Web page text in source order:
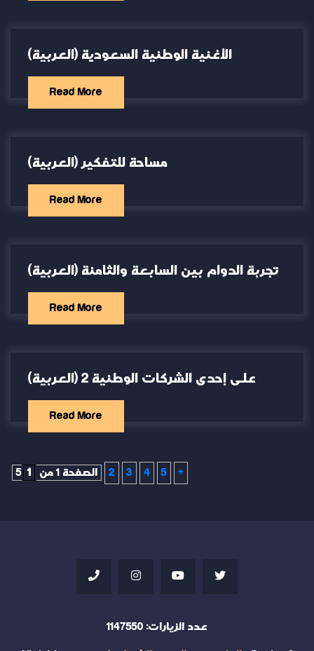
(العربية) الأغنية الوطنية السعودية
Read More
(العربية) مساحة للتفكير
Read More
(العربية) تجربة الدوام بين السابعة والثامنة
Read More
(العربية) على إحدى الشركات الوطنية 2
Read More
الصفحة 1 من 5 1 2 3 4 5 »
عدد الزيارات: 1147550